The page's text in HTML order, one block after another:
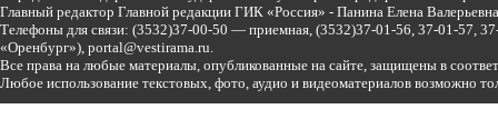
Главный редактор Главной редакции ГИК «Россия» - Панина Елена
Телефоны для связи: (3532)37-00-50 — приемная, (3532)37-01-56, 37-01-57,
«Оренбург»), portal@vestirama.ru.
Все права на любые материалы, опубликованные на сайте, защищены в
Любое использование текстовых, фото, аудио и видеоматериалов возможно